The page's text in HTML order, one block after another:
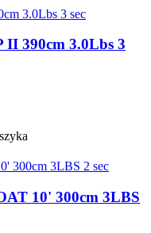
390cm 3.0Lbs 3
10' 300cm 3LBS